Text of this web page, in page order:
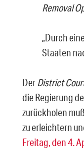
Removal
„Durch
Staaten
DerDistrict
die Regierung
zurückholen
zu erleichtern
Freitag, den 4.